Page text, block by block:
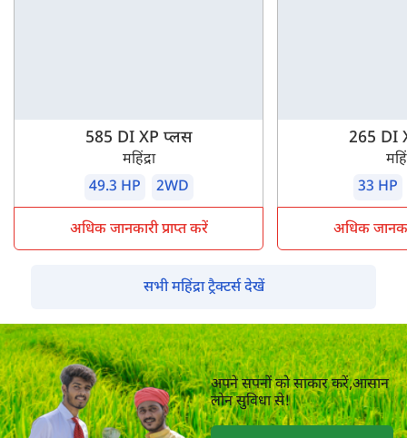
585 DI XP प्लस
महिंद्रा
49.3 HP
2WD
अधिक जानकारी प्राप्त करें
265 DI
33 HP
अधिक
सभी महिंद्रा ट्रैक्टर्स देखें
अपने सपनों को साकार करें,आसान
लोन सुविधा से!